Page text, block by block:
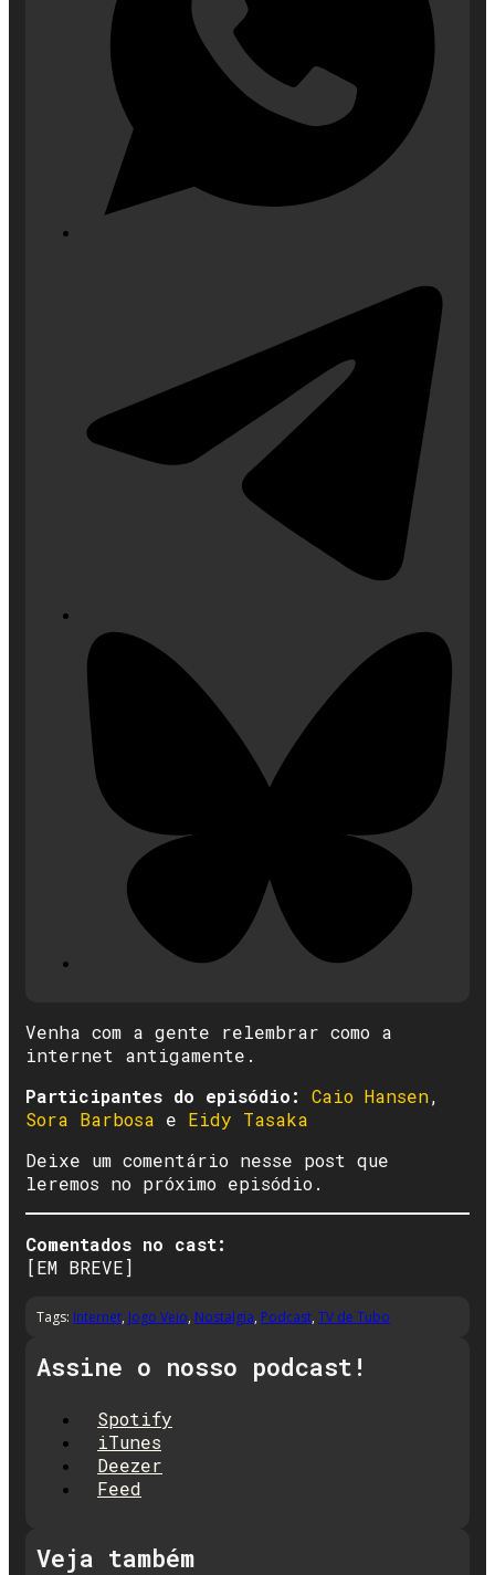
Venha com a gente relembrar como a
internet antigamente.
Participantes do episódio: Caio Hansen,
Sora Barbosa e Eidy Tasaka
Deixe um comentário nesse post que
leremos no próximo episódio.
Comentados no cast:
[EM BREVE]
Tags: Internet, Jogo Veio, Nostalgia, Podcast, TV de Tubo
Assine o nosso podcast!
Spotify
iTunes
Deezer
Feed
Veja também